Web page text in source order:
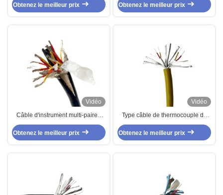
PVC
Obtenez le meilleur prix
3 paires 0,5 mm2
Obtenez le meilleur prix
Vidéo
Câble d'instrument multi-paires
blindé blindé de type K câble de
thermocouple 8 paires 16awg
Obtenez le meilleur prix
Vidéo
Type câble de thermocouple de
Dingzun d'instrumentation de K 8
paires
Obtenez le meilleur prix